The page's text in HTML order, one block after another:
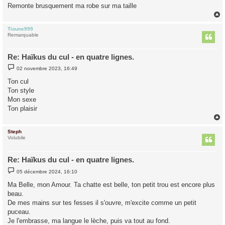
Remonte brusquement ma robe sur ma taille
Tioune999
Remarquable
Re: Haïkus du cul - en quatre lignes.
M
e
s
a
e
02 novembre 2023, 16:49
Ton cul
Ton style
Mon sexe
Ton plaisir
Steph
Volubile
Re: Haïkus du cul - en quatre lignes.
M
e
s
a
e
05 décembre 2024, 16:10
Ma Belle, mon Amour. Ta chatte est belle, ton petit trou est encore plus
beau.
De mes mains sur tes fesses il s'ouvre, m'excite comme un petit
puceau.
Je l'embrasse, ma langue le lèche, puis va tout au fond.